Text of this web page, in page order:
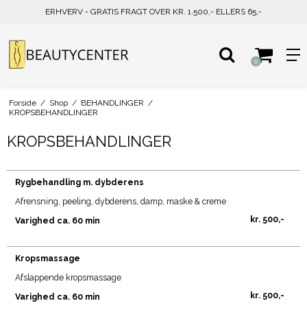
ERHVERV - GRATIS FRAGT OVER KR. 1.500,- ELLERS 65,-
0
Forside / Shop / BEHANDLINGER /
KROPSBEHANDLINGER
KROPSBEHANDLINGER
Rygbehandling m. dybderens
Afrensning, peeling, dybderens, damp, maske & creme
Varighed ca. 60 min
kr. 500,-
Kropsmassage
Afslappende kropsmassage
Varighed ca. 60 min
kr. 500,-